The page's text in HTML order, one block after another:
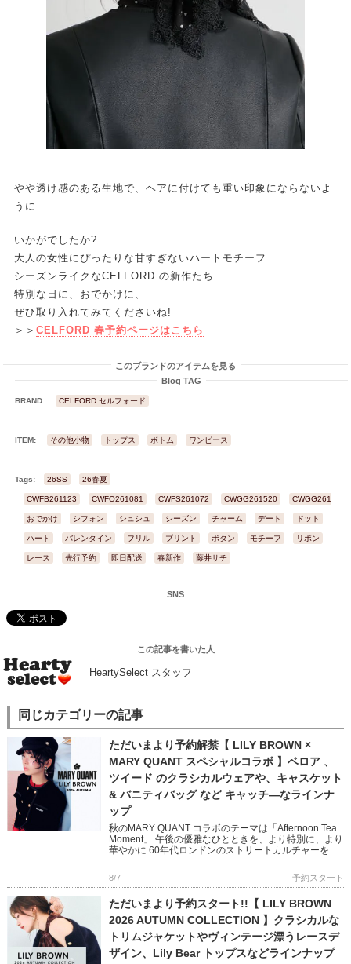
やや透け感のある生地で、ヘアに付けても重い印象にならないよ
うに
いかがでしたか?
大人の女性にぴったりな甘すぎないハートモチーフ
シーズンライクなCELFORD の新作たち
特別な日に、おでかけに、
ぜひ取り入れてみてくださいね!
＞＞ CELFORD 春予約ページはこちら
このブランドのアイテムを見る
Blog TAG
BRAND: CELFORD セルフォード
ITEM: その他小物 トップス ボトム ワンピース
Tags: 26SS 26春夏
CWFB261123 CWFO261081 CWFS261072 CWGG261520 CWGG261537
おでかけ シフォン シュシュ シーズン チャーム デート ドット
ハート バレンタイン フリル プリント ボタン モチーフ リボン
レース 先行予約 即日配送 春新作 藤井サチ
SNS
この記事を書いた人
HeartySelect スタッフ
同じカテゴリーの記事
ただいまより予約解禁【 LILY BROWN ×
MARY QUANT スペシャルコラボ 】ベロア 、
ツイード のクラシカルウェアや、キャスケット
& バニティバッグ など キャッチ―なラインナ
ップ
秋のMARY QUANT コラボのテーマは「Afternoon Tea
Moment」 午後の優雅なひとときを、より特別に、より
華やかに 60年代ロンドンのストリートカルチャーを象
8/7 予約スタート
ただいまより予約スタート!!【 LILY BROWN
2026 AUTUMN COLLECTION 】クラシカルな
トリムジャケットやヴィンテージ漂うレースデ
ザイン、Lily Bear トップスなどラインナップ